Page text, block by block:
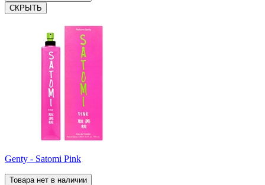
СКРЫТЬ
Genty - Satomi Pink
Товара нет в наличии